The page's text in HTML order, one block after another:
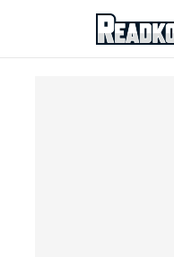
ReadkonG